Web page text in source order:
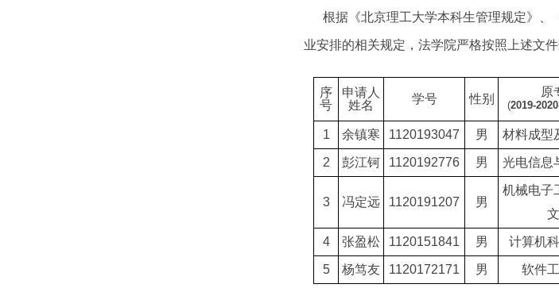
根据《北京理工大学本科生管理规定》、
业安排的相关规定，法学院严格按照上述文
序
号
申请人
姓名
学号 性别
原
(2019-
1 余镇寒 1120193047 男 材料成型
2 彭江钶 1120192776 男 光电信息
3 冯定远 1120191207 男
机械电子
文
4 张盈松 1120151841 男 计算机
5 杨笃友 1120172171 男 软件